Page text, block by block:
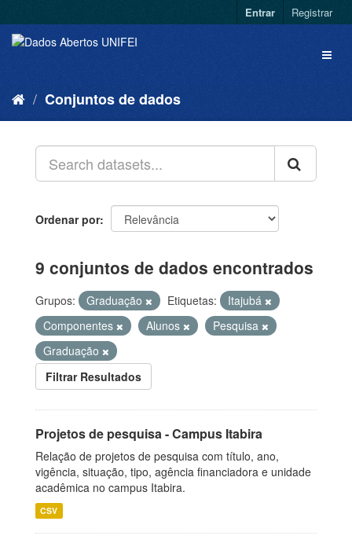
Entrar Registrar
Conjuntos de dados
Ordenar por
9 conjuntos de dados encontrados
Grupos: Graduação Etiquetas:
Itajubá
Componentes
Alunos
Pesquisa
Graduação
Filtrar Resultados
Projetos de pesquisa - Campus Itabira
Relação de projetos de pesquisa com título, ano,
vigência, situação, tipo, agência financiadora e unidade
acadêmica no campus Itabira.
CSV